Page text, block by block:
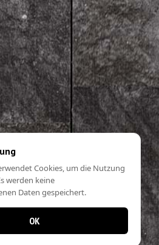
Cookies, um die Nutzung
werden keine
Daten gespeichert.
OK